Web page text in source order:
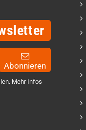
Abonnieren
Mehr Infos